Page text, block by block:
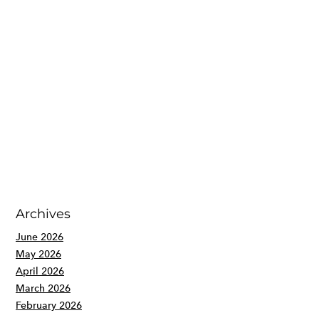
Archives
June 2026
May 2026
April 2026
March 2026
February 2026